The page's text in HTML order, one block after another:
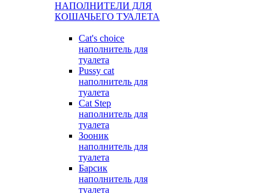
НАПОЛНИТЕЛИ ДЛЯ
КОШАЧЬЕГО ТУАЛЕТА
Cat's choice
наполнитель для
туалета
Pussy cat
наполнитель для
туалета
Cat Step
наполнитель для
туалета
Зооник
наполнитель для
туалета
Барсик
наполнитель для
туалета